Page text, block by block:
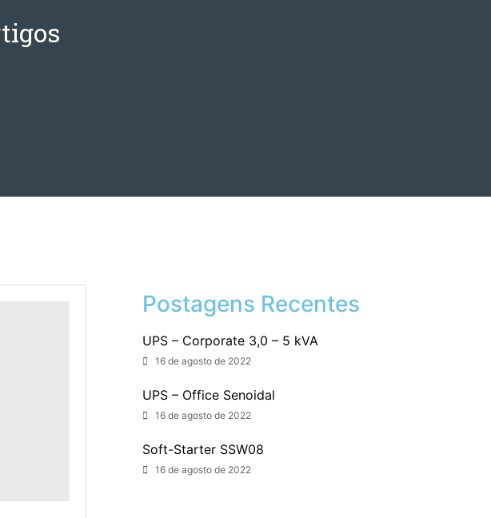
Postagens Recentes
UPS – Corporate 3,0 – 5 kVA
16 de agosto de 2022
UPS – Office Senoidal
16 de agosto de 2022
Soft-Starter SSW08
16 de agosto de 2022